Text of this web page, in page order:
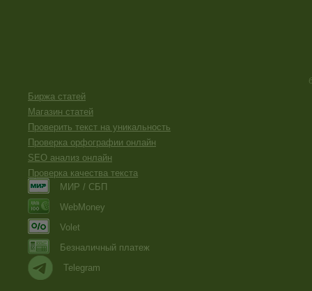
Биржа статей
Магазин статей
Проверить текст на уникальность
Проверка орфографии онлайн
SEO анализ онлайн
Проверка качества текста
МИР / СБП
WebMoney
Volet
Безналичный платеж
Telegram